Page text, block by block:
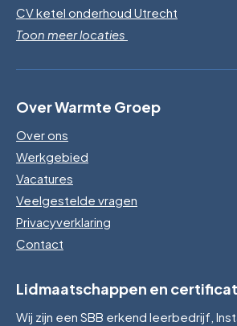
CV ketel onderhoud Utrecht
Toon meer locaties
Over Warmte Groep
Over ons
Werkgebied
Vacatures
Veelgestelde vragen
Privacyverklaring
Contact
Lidmaatschappen en
Wij zijn een SBB erkend leerbedrijf,